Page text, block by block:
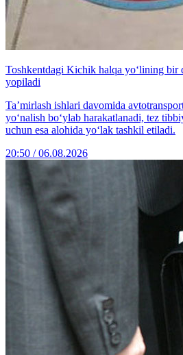
Toshkentdagi Kichik halqa yo‘lining bir
yopiladi
Ta’mirlash ishlari davomida
yo‘nalish bo‘ylab harakatlanadi, tez
uchun esa alohida yo‘lak tashkil etiladi.
20:50 / 06.08.2026